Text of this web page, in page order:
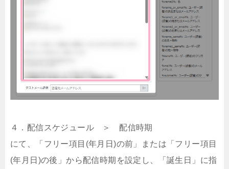
４．配信スケジュール ＞ 配信時期
にて、「フリー項目(年月日)の前」または「フリー項目
(年月日)の後」から配信時期を設定し、「誕生日」に指